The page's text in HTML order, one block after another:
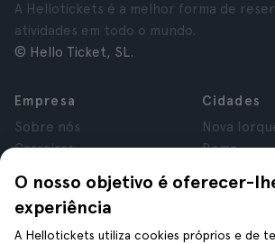
O nosso objetivo é oferecer-
experiência
A Hellotickets utiliza cookies próprios e de
A Hellotickets é a melhor forma de
atividades em todo o mundo.
© Hello Ticket, SL.
Empresa
Sobre nós
Carreiras
Avaliações
Privacidade
Termos e Condições
Cidades
Nova
Roma
Londres
Cracóvia